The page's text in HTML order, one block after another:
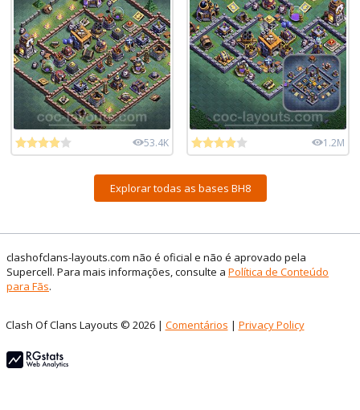
53.4K 1.2M
Explorar todas as bases BH8
clashofclans-layouts.com não é oficial e não é aprovado pela
Supercell. Para mais informações, consulte a Política de Conteúdo
para Fãs.
Clash Of Clans Layouts © 2026 | Comentários | Privacy Policy